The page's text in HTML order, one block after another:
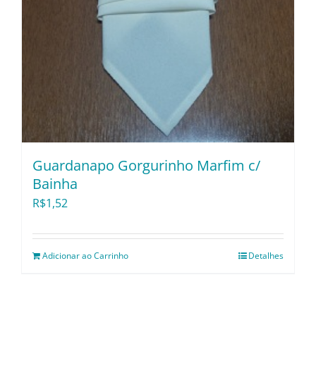
Guardanapo Gorgurinho Marfim c/
Bainha
R$1,52
Adicionar ao Carrinho Detalhes